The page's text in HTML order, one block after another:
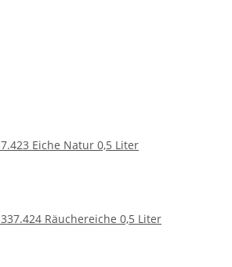
Eiche Natur 0,5 Liter